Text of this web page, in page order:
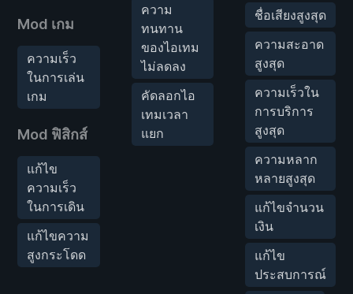
Mod เกม
ความเร็ว
ในการเล่น
เกม
Mod ฟิสิกส์
แก้ไข
ความเร็ว
ในการเดิน
แก้ไขความ
สูงกระโดด
ความ
ทนทาน
ของไอเทม
ไม่ลดลง
คัดลอกไอ
เทมเวลา
แยก
ชื่อเสียงสูงสุด
ความสะอาด
สูงสุด
ความเร็วใน
การบริการ
สูงสุด
ความหลาก
หลายสูงสุด
แก้ไขจำนวน
เงิน
แก้ไข
ประสบการณ์